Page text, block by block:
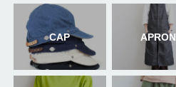
CAP APRON